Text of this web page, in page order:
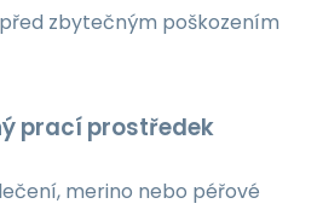
zbytečným poškozením
prací prostředek
merino nebo péřové